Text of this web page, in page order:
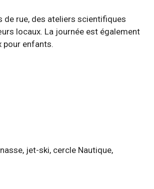
de rue, des ateliers scientifiques
locaux. La journée est également
pour enfants.
jet-ski, cercle Nautique,